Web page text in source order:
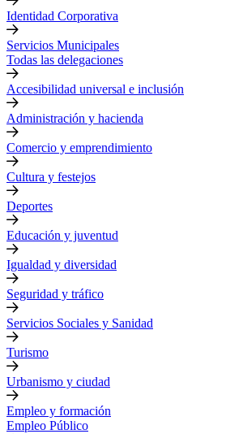
Identidad Corporativa
Servicios Municipales
Todas las delegaciones
Accesibilidad universal e inclusión
Administración y hacienda
Comercio y emprendimiento
Cultura y festejos
Deportes
Educación y juventud
Igualdad y diversidad
Seguridad y tráfico
Servicios Sociales y Sanidad
Turismo
Urbanismo y ciudad
Empleo y formación
Empleo Público